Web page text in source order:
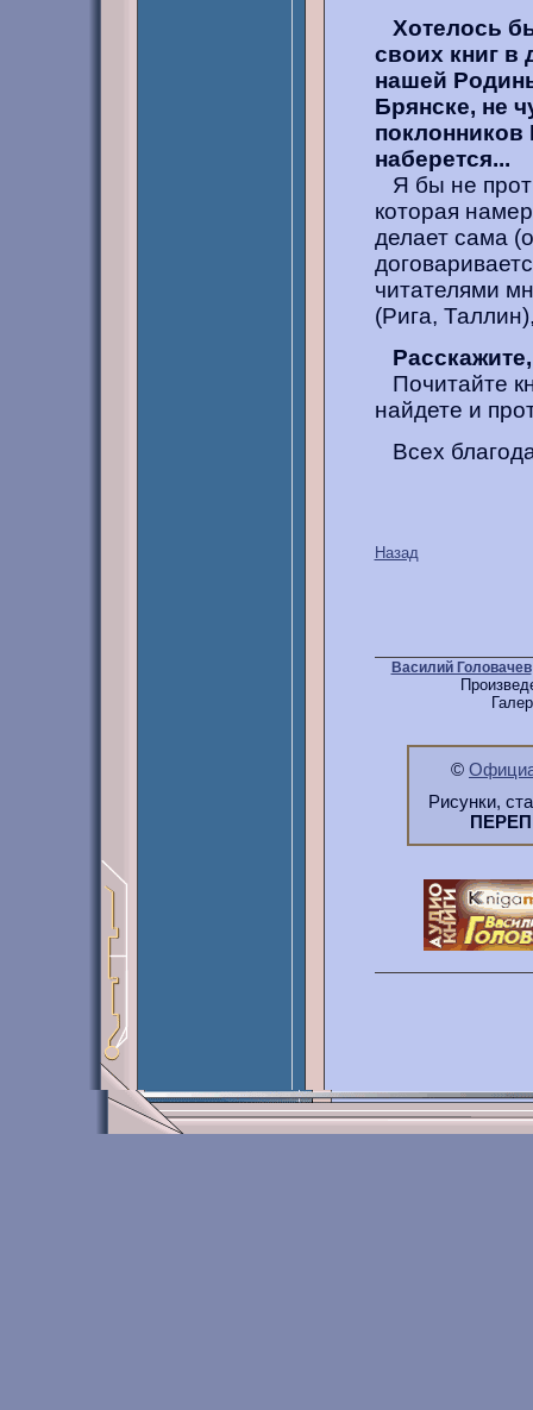
Хотелось
своих книг в
нашей
Брянске, не
поклонников
наберется...
Я бы не
которая
делает сама
читателями
(Рига,
Почитайте
найдете и
Всех
Назад
Василий Головачев
©
Рисунки,